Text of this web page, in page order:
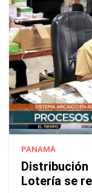
PANAMÁ
Distribución
Lotería se